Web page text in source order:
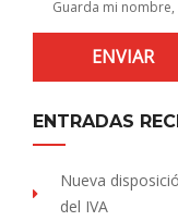
ENTRADAS
Nueva
del IVA